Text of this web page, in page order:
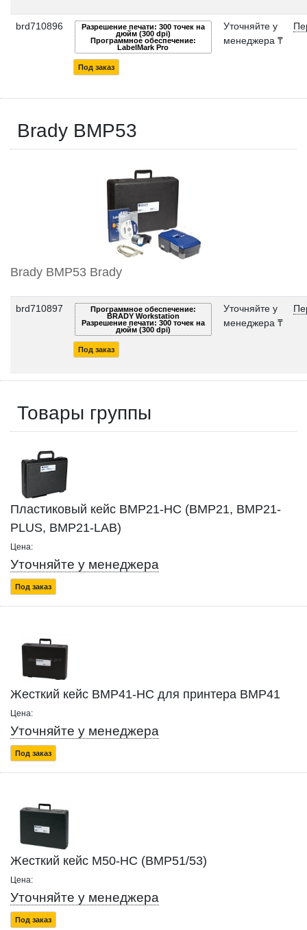
brd710896
Разрешение печати: 300 точек на
дюйм (300 dpi)
Программное обеспечение:
LabelMark Pro
Под заказ
Уточняйте у
менеджера ₸
Brady BMP53
Brady BMP53 Brady
brd710897
Программное обеспечение:
BRADY Workstation
Разрешение печати: 300 точек на
дюйм (300 dpi)
Под заказ
Уточняйте у
менеджера ₸
Товары группы
Пластиковый кейс BMP21-HC (BMP21, BMP21-
PLUS, BMP21-LAB)
Цена:
Уточняйте у менеджера
Под заказ
Жесткий кейс BMP41-HC для принтера BMP41
Цена:
Уточняйте у менеджера
Под заказ
Жесткий кейс M50-HC (BMP51/53)
Цена:
Уточняйте у менеджера
Под заказ